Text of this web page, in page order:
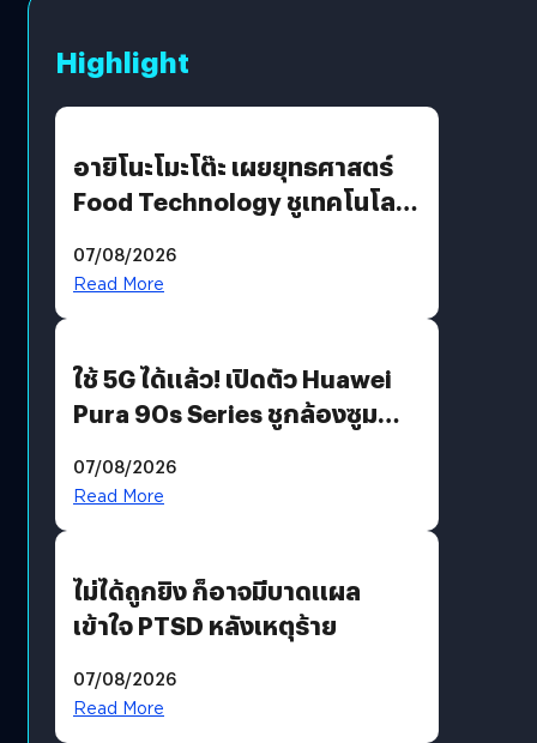
Highlight
อายิโนะโมะโต๊ะ เผยยุทธศาสตร์
Food Technology ชูเทคโนโลยี
บริโภคและ B2B
07/08/2026
Read More
ใช้ 5G ได้แล้ว! เปิดตัว Huawei
Pura 90s Series ชูกล้องซูม
07/08/2026
Read More
ไม่ได้ถูกยิง ก็อาจมีบาดแผล
เข้าใจ PTSD หลังเหตุร้าย
07/08/2026
Read More